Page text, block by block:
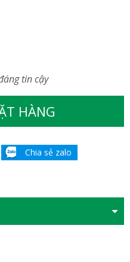
tin cậy
HÀNG
Chia sẻ zalo